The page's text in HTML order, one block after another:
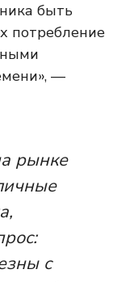
быть
потребление
—
рынке
с